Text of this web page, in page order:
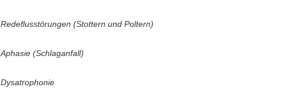
Redeflusstörungen (Stottern und Poltern)
Aphasie (Schlaganfall)
Dysatrophonie